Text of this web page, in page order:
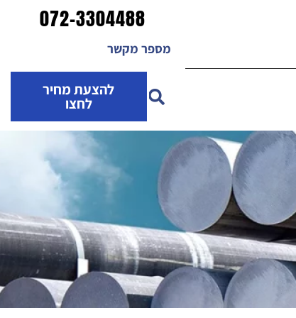
072-3304488
מספר מקשר
להצעת מחיר
לחצו